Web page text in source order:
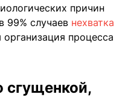
причин
99% случаев нехватка
процесса
сгущенкой,